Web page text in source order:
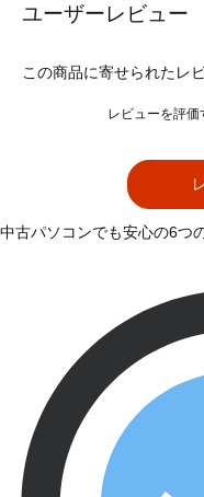
ユーザーレビュー
この商品に寄せられたレ
レビューを評価
中古パソコンでも安心の6つ